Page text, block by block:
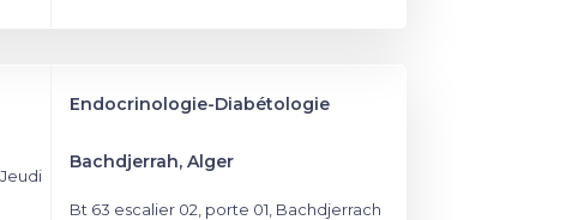
Endocrinologie-Diabétologie
Bachdjerrah, Alger
Bt 63 escalier 02, porte 01, Bachdjerrach